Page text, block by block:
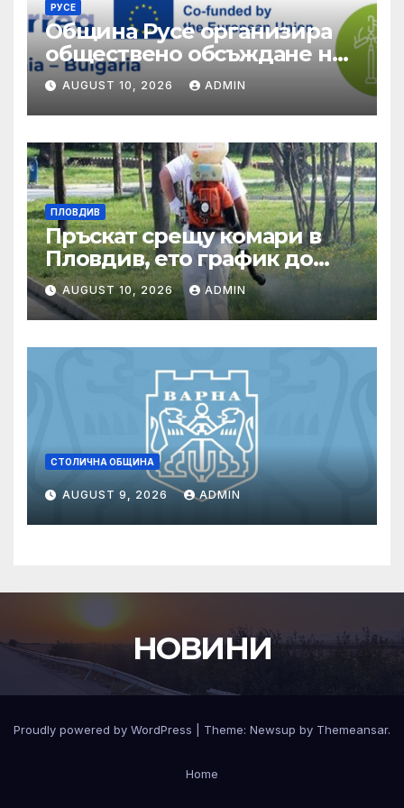
РУСЕ
Община Русе организира
обществено обсъждане на
качеството на
екосистемните услуги
AUGUST 10, 2026 ADMIN
ПЛОВДИВ
Пръскат срещу комари в
Пловдив, ето график до
края на август
AUGUST 10, 2026 ADMIN
СТОЛИЧНА ОБЩИНА
AUGUST 9, 2026 ADMIN
НОВИНИ
Proudly powered by WordPress Theme: Newsup by Themeansar.
Home